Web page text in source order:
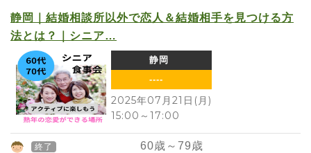
静岡｜結婚相談所以外で恋人＆結婚相手を見つける方
法とは？｜シニア…
静岡
----
2025年07月21日(月)
15:00 ～ 17:00
終了 60歳～79歳